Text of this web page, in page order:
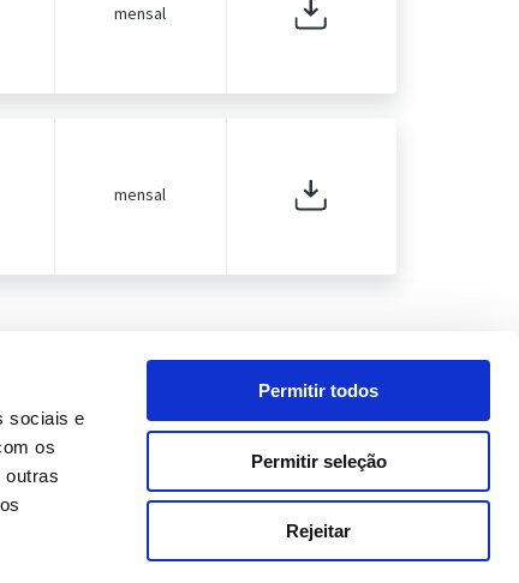
sociais e
os
outras
Permitir todos
Permitir seleção
Rejeitar
mensal
mensal
LIGAÇÕES EXTERNAS CONTACTOS